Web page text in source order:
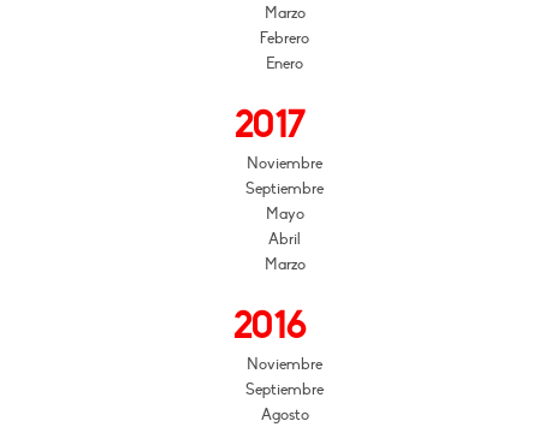
Marzo
Febrero
Enero
2017
Noviembre
Septiembre
Mayo
Abril
Marzo
2016
Noviembre
Septiembre
Agosto